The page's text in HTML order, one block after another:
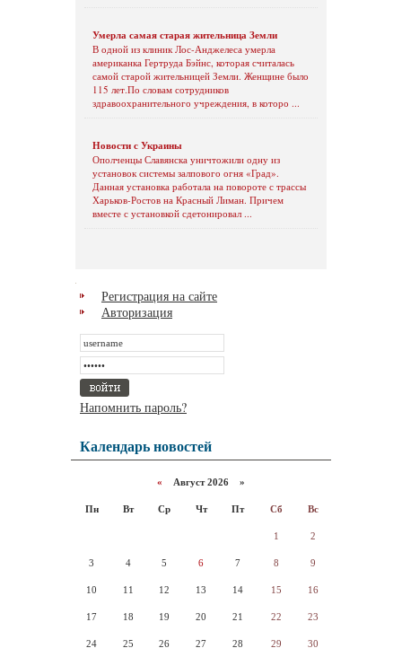
Умерла самая старая жительница Земли
В одной из клиник Лос-Анджелеса умерла
американка Гертруда Бэйнс, которая считалась
самой старой жительницей Земли. Женщине было
115 лет.По словам сотрудников
здравоохранительного учреждения, в которо ...
Новости с Украины
Ополченцы Славянска уничтожили одну из
установок системы залпового огня «Град».
Данная установка работала на повороте с трассы
Харьков-Ростов на Красный Лиман. Причем
вместе с установкой сдетонировал ...
Регистрация на сайте
Авторизация
Напомнить пароль?
Календарь новостей
« Август 2026 »
Пн Вт Ср Чт Пт Сб Вс
1 2
3 4 5 6 7 8 9
10 11 12 13 14 15 16
17 18 19 20 21 22 23
24 25 26 27 28 29 30